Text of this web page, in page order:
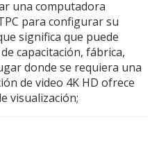
una computadora
para configurar su
significa que puede
capacitación, fábrica,
donde se requiera una
de video 4K HD ofrece
visualización;